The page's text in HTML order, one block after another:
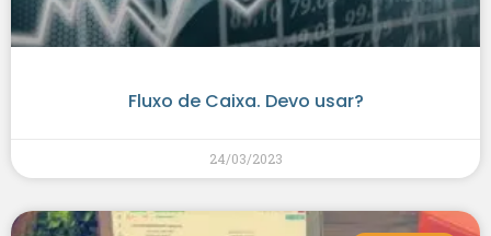
Fluxo de Caixa. Devo usar?
24/03/2023